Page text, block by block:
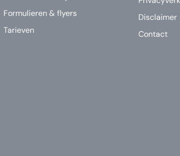
Formulieren & flyers
Tarieven
Disclaimer
Contact